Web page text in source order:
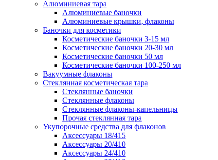
Алюминиевая тара
Алюминиевые баночки
Алюминиевые крышки, флаконы
Баночки для косметики
Косметические баночки 3-15 мл
Косметические баночки 20-30 мл
Косметические баночки 50 мл
Косметические баночки 100-250 мл
Вакуумные флаконы
Стеклянная косметическая тара
Стеклянные баночки
Стеклянные флаконы
Стеклянные флаконы-капельницы
Прочая стеклянная тара
Укупорочные средства для флаконов
Аксессуары 18/415
Аксессуары 20/410
Аксессуары 24/410